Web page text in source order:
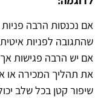
אם נכנסות הרבה
שהתגובה לפניות
אם יש הרבה פגישות
את תהליך המכירה או
שיפור קטן בכל שלב